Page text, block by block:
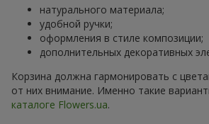
натурального материала;
удобной ручки;
оформления в стиле композиции;
дополнительных декоративных
Корзина должна гармонировать с
от них внимание. Именно такие
каталоге Flowers.ua.